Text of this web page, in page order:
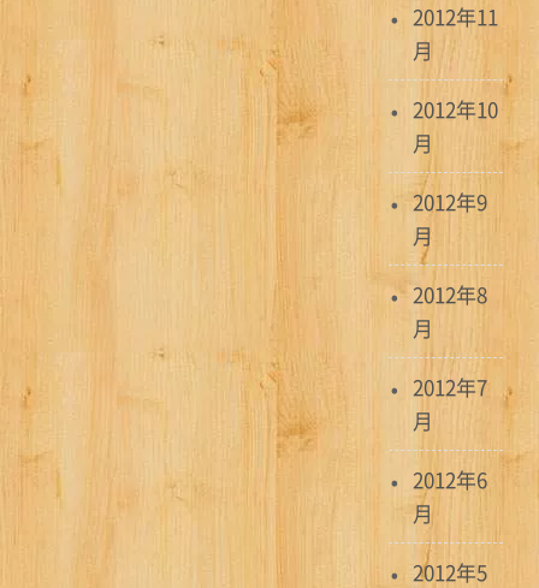
2012年11
月
2012年10
月
2012年9
月
2012年8
月
2012年7
月
2012年6
月
2012年5